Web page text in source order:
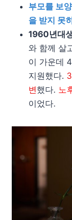
부모를 보
을 받지 못
1960년대
와 함께 살
이 가운데
지원했다.
변했다. 노
이었다.